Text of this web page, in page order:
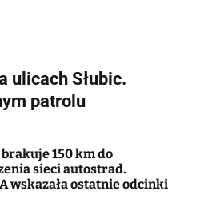
ulicach Słubic.
patrolu
brakuje 150 km do
sieci autostrad.
wskazała ostatnie odcinki